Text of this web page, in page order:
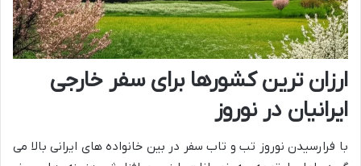
ارزان ترین کشورها برای سفر خارجی
ایرانیان در نوروز
با فرارسیدن نوروز تب و تاب سفر در بین خانواده های ایرانی بالا می